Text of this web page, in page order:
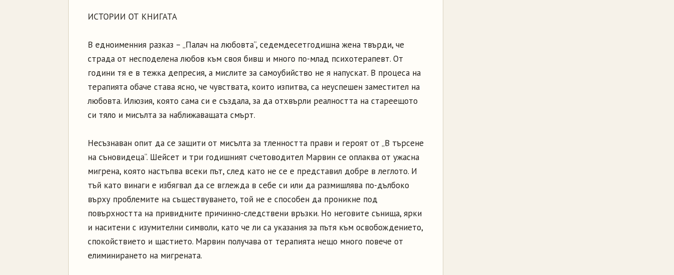
ИСТОРИИ ОТ КНИГАТА
В едноименния разказ – „Палач на любовта“, седемдесетгодишна жена твърди, че
страда от несподелена любов към своя бивш и много по-млад психотерапевт. От
години тя е в тежка депресия, а мислите за самоубийство не я напускат. В процеса на
терапията обаче става ясно, че чувствата, които изпитва, са неуспешен заместител на
любовта. Илюзия, която сама си е създала, за да отхвърли реалността на стареещото
си тяло и мисълта за наближаващата смърт.
Несъзнаван опит да се защити от мисълта за тленността прави и героят от „В търсене
на съновидеца“. Шейсет и три годишният счетоводител Марвин се оплаква от ужасна
мигрена, която настъпва всеки път, след като не се е представил добре в леглото. И
тъй като винаги е избягвал да се вглежда в себе си или да размишлява по-дълбоко
върху проблемите на съществуването, той не е способен да проникне под
повърхността на привидните причинно-следствени връзки. Но неговите сънища, ярки
и наситени с изумителни символи, като че ли са указания за пътя към освобождението,
спокойствието и щастието. Марвин получава от терапията нещо много повече от
елиминирането на мигрената.